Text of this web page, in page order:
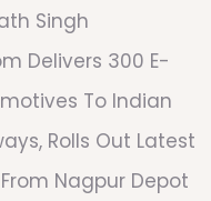
Singh
Delivers 300 E-
To Indian
Rolls Out Latest
Nagpur Depot